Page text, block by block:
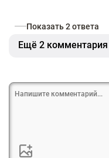
Показать 2 ответа
Ещё 2 комментария